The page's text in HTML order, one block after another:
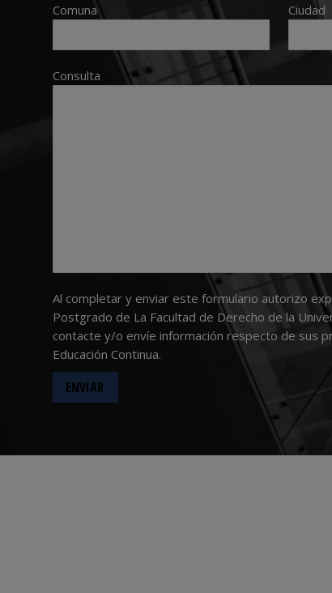
Comuna Ciudad
Consulta
Al completar y enviar este formulario autorizo
Postgrado de La Facultad de Derecho de la
contacte y/o envíe información respecto de sus
Educación Continua.